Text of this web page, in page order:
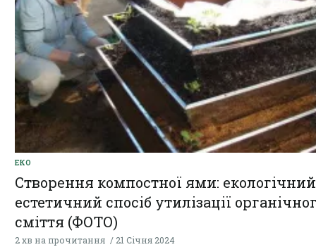
ЕКО
Створення компостної ями:
естетичний спосіб утилізації
сміття (ФОТО)
2 хв на прочитання 21 Січня 2024